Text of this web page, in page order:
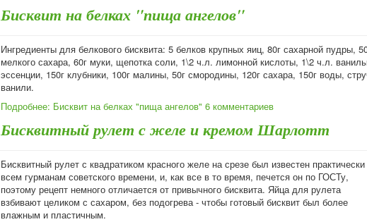
Бисквит на белках "пища ангелов"
Ингредиенты для белкового бисквита: 5 белков крупных яиц, 80г сахарной пудры,
мелкого сахара, 60г муки, щепотка соли, 1\2 ч.л. лимонной кислоты, 1\2 ч.л.
эссенции, 150г клубники, 100г малины, 50г смородины, 120г сахара, 150г воды,
ванили.
Подробнее: Бисквит на белках "пища ангелов" 6 комментариев
Бисквитный рулет с желе и кремом Шарлотт
Бисквитный рулет с квадратиком красного желе на срезе был известен практически
всем гурманам советского времени, и, как все в то время, печется он по ГОСТу,
поэтому рецепт немного отличается от привычного бисквита. Яйца для рулета
взбивают целиком с сахаром, без подогрева - чтобы готовый бисквит был более
влажным и пластичным.